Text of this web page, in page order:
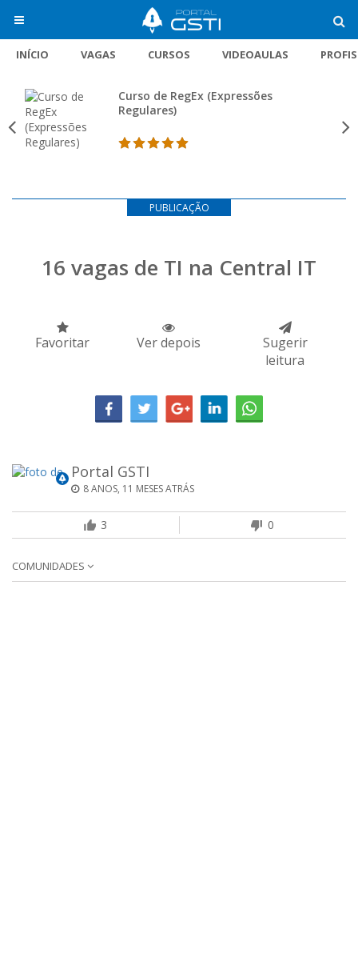
INÍCIO VAGAS CURSOS VIDEOAULAS
Curso de RegEx (Expressões
Regulares)
PUBLICAÇÃO
16 vagas de TI na Central IT
Favoritar Ver depois
Sugerir
leitura
Portal GSTI
8 ANOS, 11 MESES ATRÁS
3 0
COMUNIDADES